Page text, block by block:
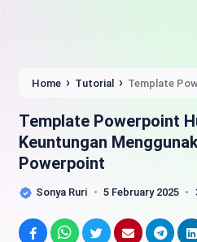
Home › Tutorial › Template
Template Powerpoint
Keuntungan
Powerpoint
Sonya Ruri 5 February 2025